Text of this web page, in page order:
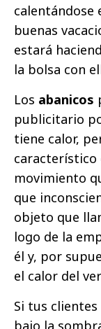
calentándose
buenas
estará
la bolsa con
Los abanicos
publicitario
tiene calor,
característico
movimiento
que
objeto que
logo de la
él y, por
el calor del
Si tus
bajo la